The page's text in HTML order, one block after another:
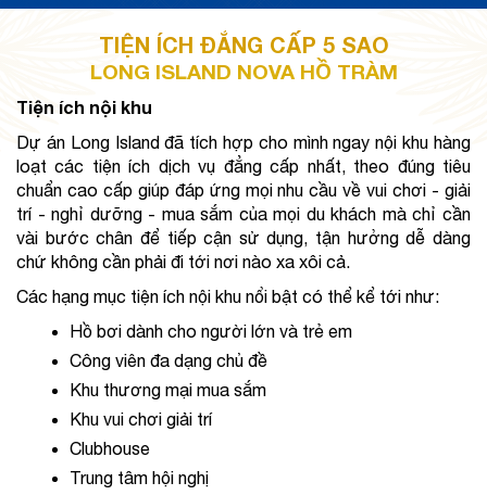
TIỆN ÍCH ĐẲNG CẤP 5 SAO
LONG ISLAND NOVA HỒ TRÀM
Tiện ích nội khu
Dự án Long Island đã tích hợp cho mình ngay nội khu hàng
loạt các tiện ích dịch vụ đẳng cấp nhất, theo đúng tiêu
chuẩn cao cấp giúp đáp ứng mọi nhu cầu về vui chơi - giải
trí - nghỉ dưỡng - mua sắm của mọi du khách mà chỉ cần
vài bước chân để tiếp cận sử dụng, tận hưởng dễ dàng
chứ không cần phải đi tới nơi nào xa xôi cả.
Các hạng mục tiện ích nội khu nổi bật có thể kể tới như:
Hồ bơi dành cho người lớn và trẻ em
Công viên đa dạng chủ đề
Khu thương mại mua sắm
Khu vui chơi giải trí
Clubhouse
Trung tâm hội nghị